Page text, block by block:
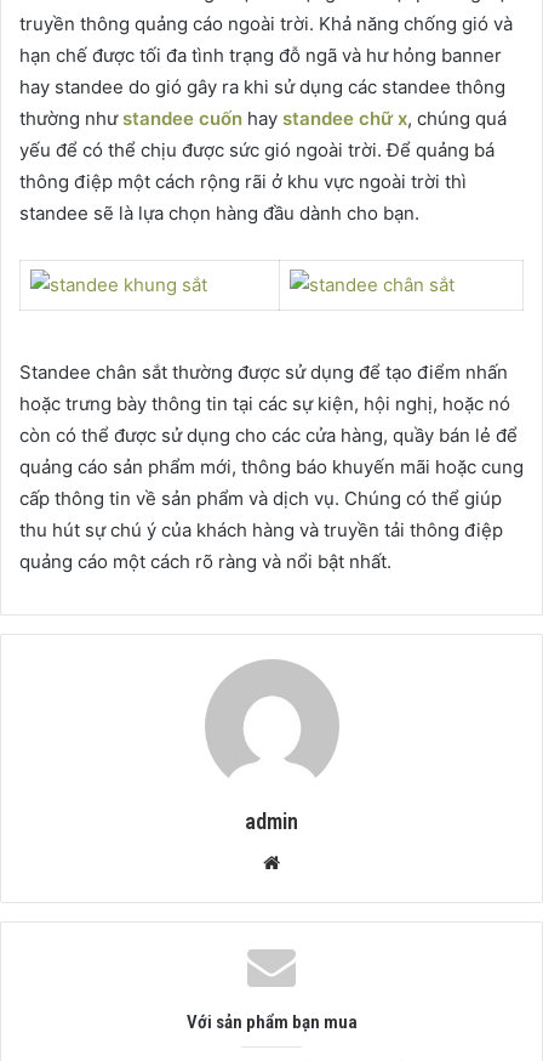
truyền thông quảng cáo ngoài trời. Khả năng chống gió và
hạn chế được tối đa tình trạng đỗ ngã và hư hỏng banner
hay standee do gió gây ra khi sử dụng các standee thông
thường như standee cuốn hay standee chữ x, chúng quá
yếu để có thể chịu được sức gió ngoài trời. Để quảng bá
thông điệp một cách rộng rãi ở khu vực ngoài trời thì
standee sẽ là lựa chọn hàng đầu dành cho bạn.
Standee chân sắt thường được sử dụng để tạo điểm nhấn
hoặc trưng bày thông tin tại các sự kiện, hội nghị, hoặc nó
còn có thể được sử dụng cho các cửa hàng, quầy bán lẻ để
quảng cáo sản phẩm mới, thông báo khuyến mãi hoặc cung
cấp thông tin về sản phẩm và dịch vụ. Chúng có thể giúp
thu hút sự chú ý của khách hàng và truyền tải thông điệp
quảng cáo một cách rõ ràng và nổi bật nhất.
admin
Website
Với sản phẩm bạn mua